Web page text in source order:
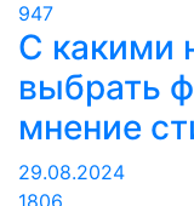
947
С какими
выбрать
мнение
29.08.2024